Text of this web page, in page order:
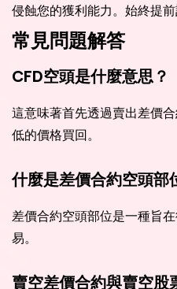
侵蝕您的獲利能力。始終提前
常見問題解答
CFD空頭是什麼意思？
這意味著首先透過賣出差價
低的價格買回。
什麼是差價合約空頭部
差價合約空頭部位是一種旨
易。
賣空差價合約與賣空股